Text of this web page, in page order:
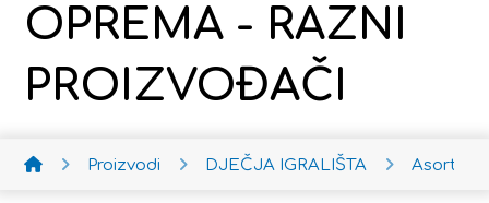
OPREMA - RAZNI
PROIZVOĐAČI
Proizvodi DJEČJA IGRALIŠTA